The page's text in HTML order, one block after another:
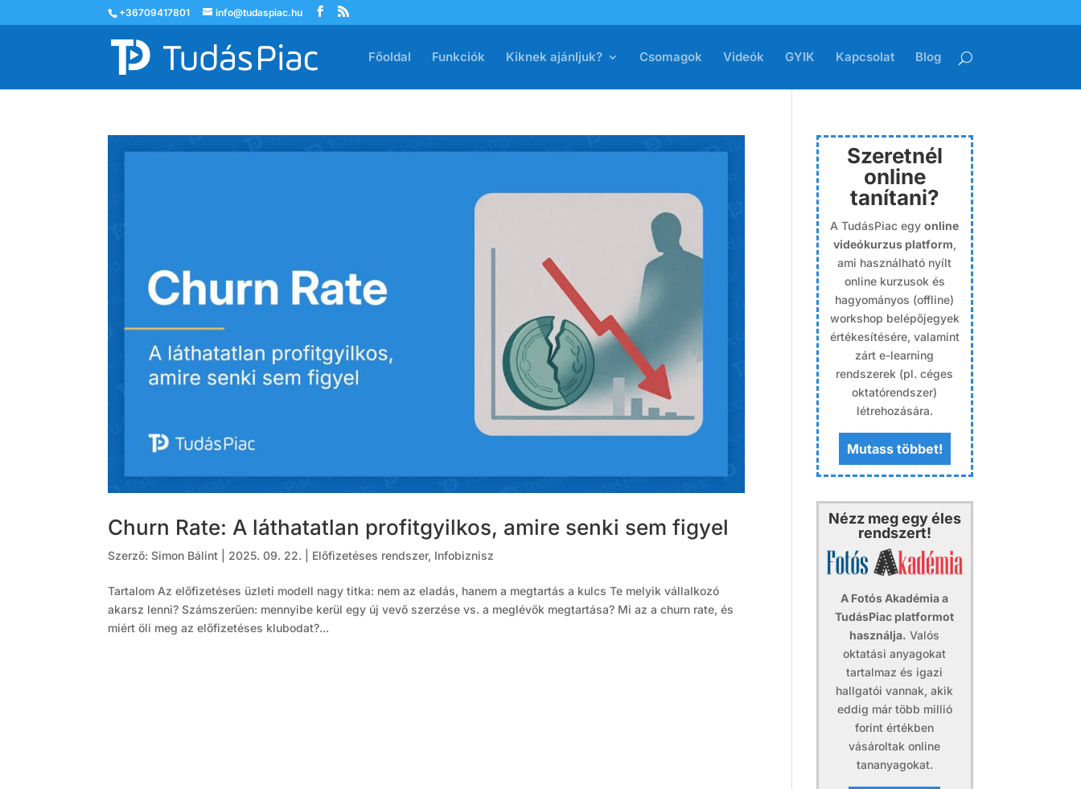
+36709417801 info@tudaspiac.hu
Főoldal Funkciók Kiknek ajánljuk? Csomagok Videók GYIK Kapcsolat Blog
Churn Rate: A láthatatlan profitgyilkos, amire senki sem figyel
Szerző:Simon Bálint 2025. 09. 22. Előfizetéses rendszer, Infobiznisz
Tartalom Az előfizetéses üzleti modell nagy titka: nem az eladás, hanem a megtartás a kulcs Te melyik vállalkozó
akarsz lenni? Számszerűen: mennyibe kerül egy új vevő szerzése vs. a meglévők megtartása? Mi az a churn rate, és
miért öli meg az előfizetéses klubodat?...
Szeretnél
online
tanítani?
A TudásPiac egyonline
videókurzus platform,
ami használható nyílt
online kurzusok és
hagyományos (offline)
workshop belépőjegyek
értékesítésére, valamint
zárt e-learning
rendszerek (pl. céges
oktatórendszer)
létrehozására.
Mutass többet!
Nézz meg egy éles
rendszert!
A Fotós Akadémia a
TudásPiac platformot
használja. Valós
oktatási anyagokat
tartalmaz és igazi
hallgatói vannak, akik
eddig már több millió
forint értékben
vásároltak online
tananyagokat.